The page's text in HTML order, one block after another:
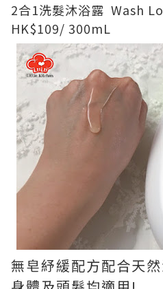
2合1洗髮沐浴露 Wash
HK$109/ 300mL
無皂紓緩配方配合天